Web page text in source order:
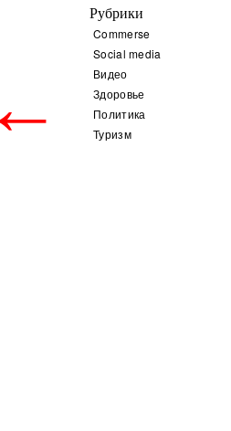
Рубрики
Commerse
Social media
Видео
Здоровье
Политика
Туризм